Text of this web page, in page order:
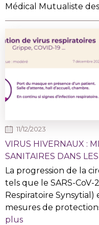
Médical Mutualiste
11/12/2023
VIRUS HIVERNAUX :
SANITAIRES DANS
La progression de la
tels que le SARS-CoV-
Respiratoire
mesures de
plus